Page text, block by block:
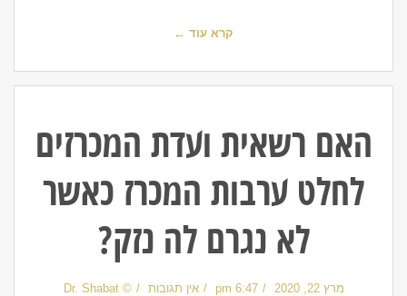
קרא עוד ←
האם רשאית ועדת המכרזים
לחלט ערבות המכרז כאשר
לא נגרם לה נזק?
מרץ 22, 2020 6:47 pm אין תגובות © Dr. Shabat